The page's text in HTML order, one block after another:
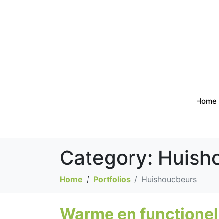
Home
Category:
Home Portfolios Huishoudbeurs
Warme en